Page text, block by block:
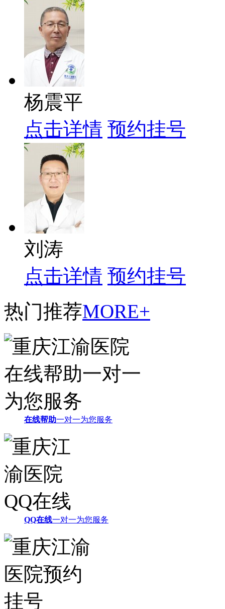
杨震平
点击详情 预约挂号
刘涛
点击详情 预约挂号
热门推荐MORE+
在线帮助一对一为您服务
QQ在线一对一为您服务